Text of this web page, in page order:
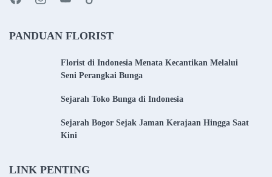
PANDUAN FLORIST
Florist di Indonesia Menata Kecantikan Melalui
Seni Perangkai Bunga
Sejarah Toko Bunga di Indonesia
Sejarah Bogor Sejak Jaman Kerajaan Hingga Saat
Kini
LINK PENTING